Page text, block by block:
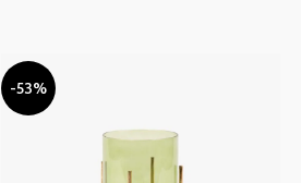
-53%